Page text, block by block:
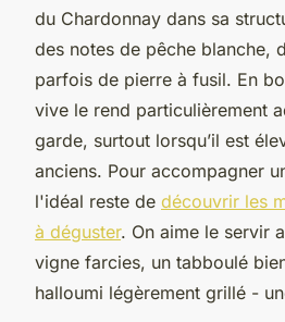
du Chardonnay dans sa
des notes de pêche blanche,
parfois de pierre à fusil. En
vive le rend particulièrement
garde, surtout lorsqu’il est
anciens. Pour accompagner
l'idéal reste de découvrir les
à déguster. On aime le servir
vigne farcies, un tabboulé
halloumi légèrement grillé -